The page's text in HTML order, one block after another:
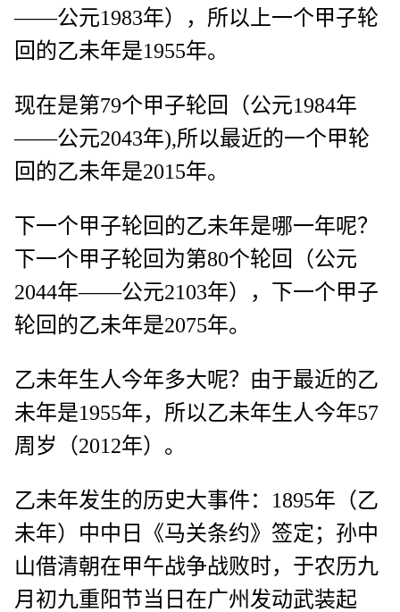
——公元1983年），所以上一个甲子轮
回的乙未年是1955年。
现在是第79个甲子轮回（公元1984年
——公元2043年),所以最近的一个甲轮
回的乙未年是2015年。
下一个甲子轮回的乙未年是哪一年呢？
下一个甲子轮回为第80个轮回（公元
2044年——公元2103年），下一个甲子
轮回的乙未年是2075年。
乙未年生人今年多大呢？由于最近的乙
未年是1955年，所以乙未年生人今年57
周岁（2012年）。
乙未年发生的历史大事件：1895年（乙
未年）中中日《马关条约》签定；孙中
山借清朝在甲午战争战败时，于农历九
月初九重阳节当日在广州发动武装起